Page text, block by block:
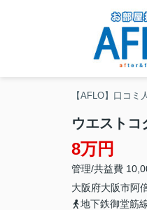
【AFLO】口コ
ウエストコ
8万円
管理/共益費
大阪府大阪市阿
地下鉄御堂筋